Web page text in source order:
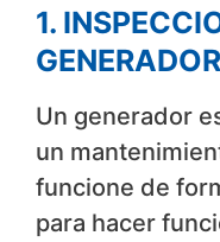
1.
GENERADOR
Un generador
un
funcione de
para hacer